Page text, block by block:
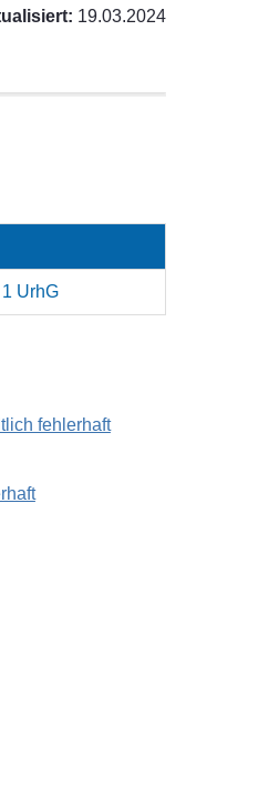
19.03.2024
UrhG
fehlerhaft